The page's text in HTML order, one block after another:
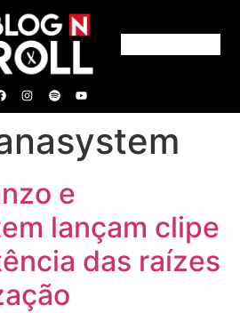
e
lançam clipe
das raízes